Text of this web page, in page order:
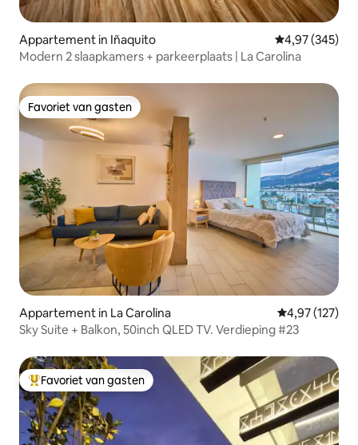
Appartement in Iñaquito Gemiddelde
4,97 (345)
Modern 2 slaapkamers + parkeerplaats | La Carolina
Favoriet van gasten
Favoriet van gasten
Appartement in La Carolina Gemiddelde
4,97 (127)
Sky Suite + Balkon, 50inch QLED TV. Verdieping #23
Topfavoriet van gasten
Favoriet van gasten